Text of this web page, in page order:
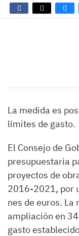
La medida es
límites de gasto.
El Consejo de
presupuestaria
proyectos de
2016-2021, por
nes de euros. La
ampliación en
gasto